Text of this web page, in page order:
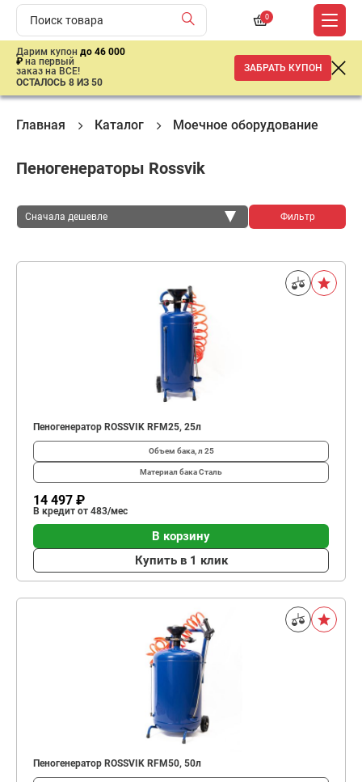
0
Дарим купон до 46 000
₽ на первый
заказ на ВСЕ!
ОСТАЛОСЬ 8 ИЗ 50
ЗАБРАТЬ КУПОН
Главная Каталог Моечное оборудование
Пеногенераторы Rossvik
Сначала дешевле Фильтр
Пеногенератор ROSSVIK RFM25, 25л
Объем бака, л 25
Материал бакаСталь
14 497 ₽
В кредит от 483/мес
В корзину
Купить в 1 клик
Пеногенератор ROSSVIK RFM50, 50л